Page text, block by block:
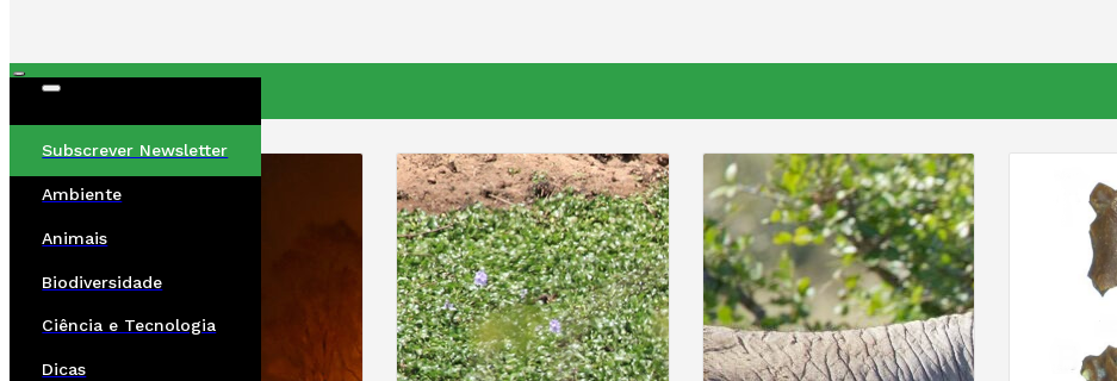
Subscrever Newsletter
Ambiente
Animais
Biodiversidade
Ciência e Tecnologia
Dicas